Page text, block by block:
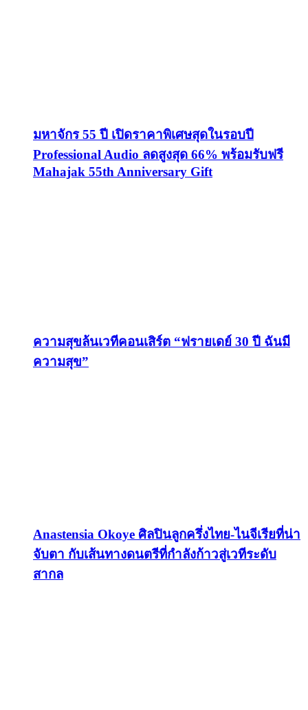
มหาจักร 55 ปี เปิดราคาพิเศษสุดในรอบปี
Professional Audio ลดสูงสุด 66% พร้อมรับฟรี
Mahajak 55th Anniversary Gift
ความสุขล้นเวทีคอนเสิร์ต “ฟรายเดย์ 30 ปี ฉันมี
ความสุข”
Anastensia Okoye ศิลปินลูกครึ่งไทย-ไนจีเรียที่น่า
จับตา กับเส้นทางดนตรีที่กำลังก้าวสู่เวทีระดับ
สากล